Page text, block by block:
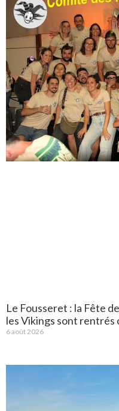
Le Fousseret : la Fête
les Vikings sont rentrés
6 août 2026